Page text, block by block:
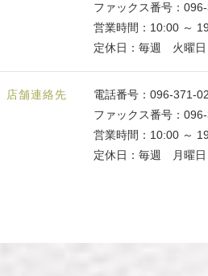
ファックス番号：
営業時間：10:00 ～
定休日：毎週 火曜日
店舗連絡先
電話番号：096-371-
ファックス番号：
営業時間：10:00 ～
定休日：毎週 月曜日